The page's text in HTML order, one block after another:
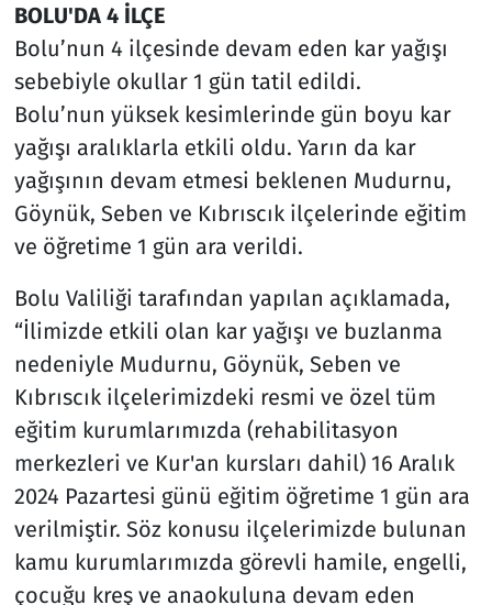
BOLU'DA 4 İLÇE
Bolu’nun 4 ilçesinde devam eden kar yağışı
sebebiyle okullar 1 gün tatil edildi.
Bolu’nun yüksek kesimlerinde gün boyu kar
yağışı aralıklarla etkili oldu. Yarın da kar
yağışının devam etmesi beklenen Mudurnu,
Göynük, Seben ve Kıbrıscık ilçelerinde eğitim
ve öğretime 1 gün ara verildi.
Bolu Valiliği tarafından yapılan açıklamada,
“İlimizde etkili olan kar yağışı ve buzlanma
nedeniyle Mudurnu, Göynük, Seben ve
Kıbrıscık ilçelerimizdeki resmi ve özel tüm
eğitim kurumlarımızda (rehabilitasyon
merkezleri ve Kur'an kursları dahil) 16 Aralık
2024 Pazartesi günü eğitim öğretime 1 gün ara
verilmiştir. Söz konusu ilçelerimizde bulunan
kamu kurumlarımızda görevli hamile, engelli,
çocuğu kreş ve anaokuluna devam eden